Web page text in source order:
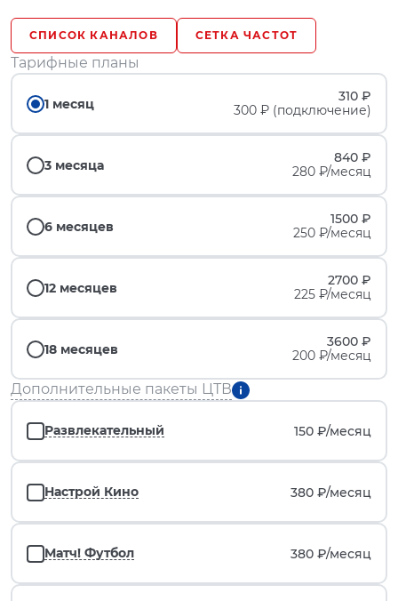
СПИСОК КАНАЛОВ СЕТКА ЧАСТОТ
Тарифные планы
1 месяц
310 ₽
300 ₽ (подключение)
3 месяца
840 ₽
280 ₽/месяц
6 месяцев
1500 ₽
250 ₽/месяц
12 месяцев
2700 ₽
225 ₽/месяц
18 месяцев
3600 ₽
200 ₽/месяц
Дополнительные пакеты ЦТВ
Развлекательный 150 ₽/месяц
Настрой Кино 380 ₽/месяц
Матч! Футбол 380 ₽/месяц